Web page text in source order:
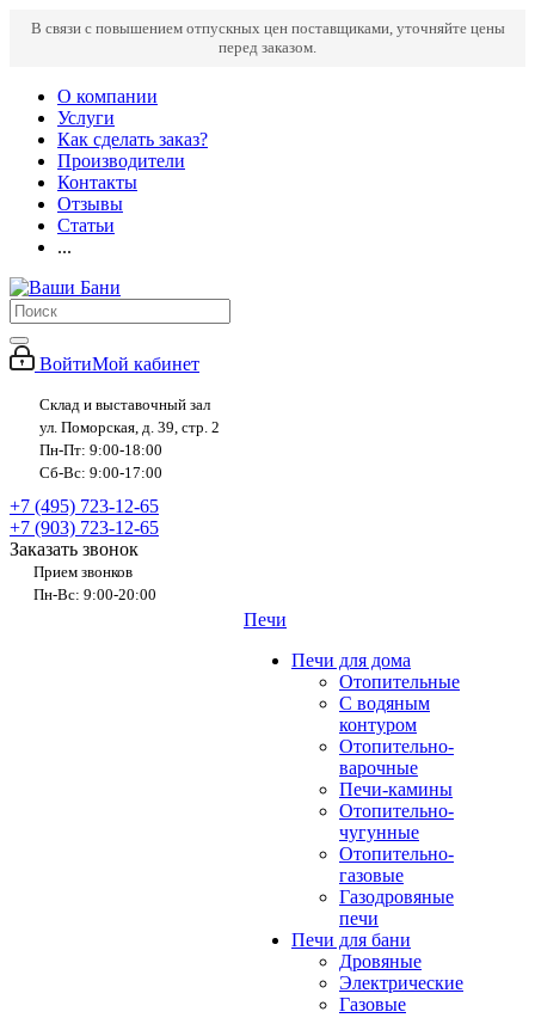
В связи с повышением отпускных цен поставщиками, уточняйте цены
перед заказом.
О компании
Услуги
Как сделать заказ?
Производители
Контакты
Отзывы
Статьи
...
ВойтиМой кабинет
Склад и выставочный зал
ул. Поморская, д. 39, стр. 2
Пн-Пт: 9:00-18:00
Сб-Вс: 9:00-17:00
+7 (495) 723-12-65
+7 (903) 723-12-65
Заказать звонок
Прием звонков
Пн-Вс: 9:00-20:00
Печи
Печи для дома
Отопительные
C водяным
контуром
Отопительно-
варочные
Печи-камины
Отопительно-
чугунные
Отопительно-
газовые
Газодровяные
печи
Печи для бани
Дровяные
Электрические
Газовые